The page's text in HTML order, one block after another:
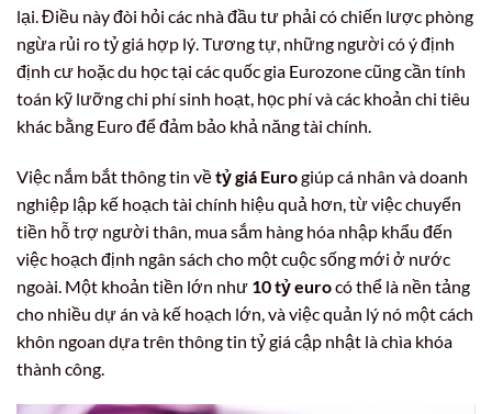
lại. Điều này đòi hỏi các nhà đầu tư phải có chiến lược phòng
ngừa rủi ro tỷ giá hợp lý. Tương tự, những người có ý định
định cư hoặc du học tại các quốc gia Eurozone cũng cần tính
toán kỹ lưỡng chi phí sinh hoạt, học phí và các khoản chi tiêu
khác bằng Euro để đảm bảo khả năng tài chính.
Việc nắm bắt thông tin vềtỷ giá Eurogiúp cá nhân và doanh
nghiệp lập kế hoạch tài chính hiệu quả hơn, từ việc chuyển
tiền hỗ trợ người thân, mua sắm hàng hóa nhập khẩu đến
việc hoạch định ngân sách cho một cuộc sống mới ở nước
ngoài. Một khoản tiền lớn như 10 tỷ eurocó thể là nền tảng
cho nhiều dự án và kế hoạch lớn, và việc quản lý nó một cách
khôn ngoan dựa trên thông tin tỷ giá cập nhật là chìa khóa
thành công.